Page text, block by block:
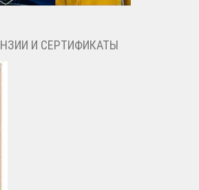
И СЕРТИФИКАТЫ